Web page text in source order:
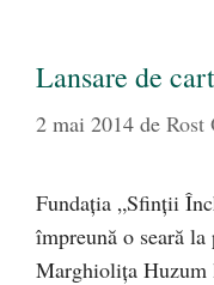
Lansare de
2 mai 2014 de Rost
Fundaţia „Sfinţii
împreună o seară
Marghioliţa Huzum